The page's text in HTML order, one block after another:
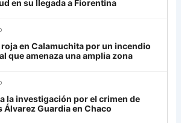
19 -21
en su llegada a Fiorentina
en Calamuchita por un incendio
que amenaza una amplia zona
la investigación por el crimen de
Álvarez Guardia en Chaco